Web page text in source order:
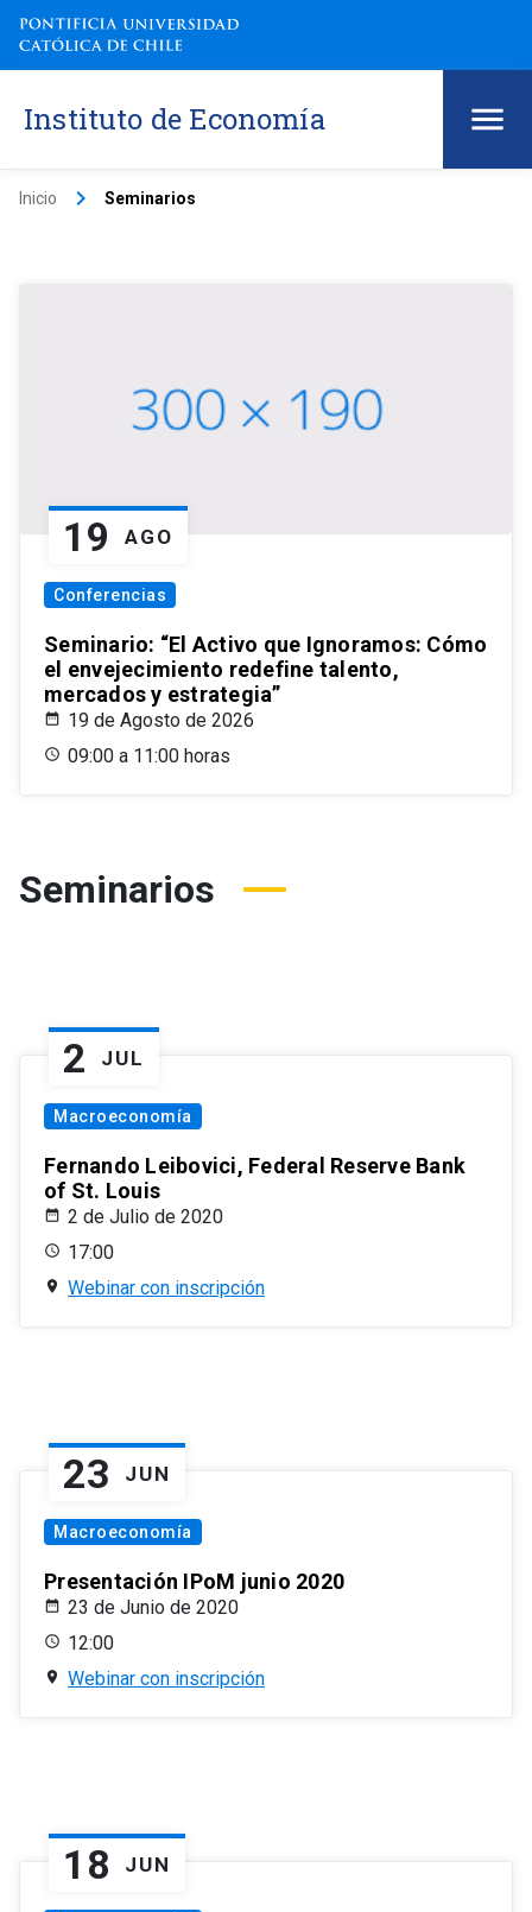
Instituto de Economía
Inicio keyboard_arrow_right Seminarios
19 AGO
Conferencias
Seminario: “El Activo que Ignoramos: Cómo
el envejecimiento redefine talento,
mercados y estrategia”
19 de Agosto de 2026
09:00 a 11:00 horas
Seminarios
2 JUL
Macroeconomía
Fernando Leibovici, Federal Reserve Bank
of St. Louis
2 de Julio de 2020
17:00
Webinar con inscripción
23 JUN
Macroeconomía
Presentación IPoM junio 2020
23 de Junio de 2020
12:00
Webinar con inscripción
18 JUN